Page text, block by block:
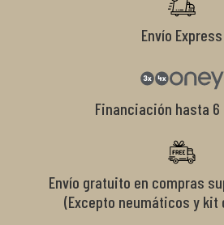
Envío Express
Financiación hasta
Envío gratuito en compras
(Excepto neumáticos y